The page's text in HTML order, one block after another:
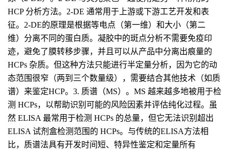
HCP 分析方法。2-DE 通常用于上游或下游工艺开发和表
征。2-DE的原理是根据等电点（第一维）和大小（第二
维）分离不同的蛋白质。凝胶中的斑点分析不需要免疫印
迹，避免了膜转移步骤，并且可以从产品中分离出痕量的
HCPs 杂质。但这种方法只能进行半定量分析，因为它的动
态范围很窄（两到三个数量级），需要结合其他技术（如质
谱）来鉴定HCP。3. 质谱（MS）。MS 越来越多地被用于检
测 HCPs，以帮助识别可能的风险因素并评估纯化过程。虽
然 ELISA 最常用于检测 HCPs 的总量，但它无法识别超出
ELISA 试剂盒检测范围的 HCPs。与传统的ELISA方法相
比，质谱法具有开发时间短、特异性鉴定和定量所有